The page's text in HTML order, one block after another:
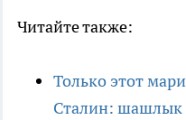
Читайте также:
Только этот
Сталин: шашлык